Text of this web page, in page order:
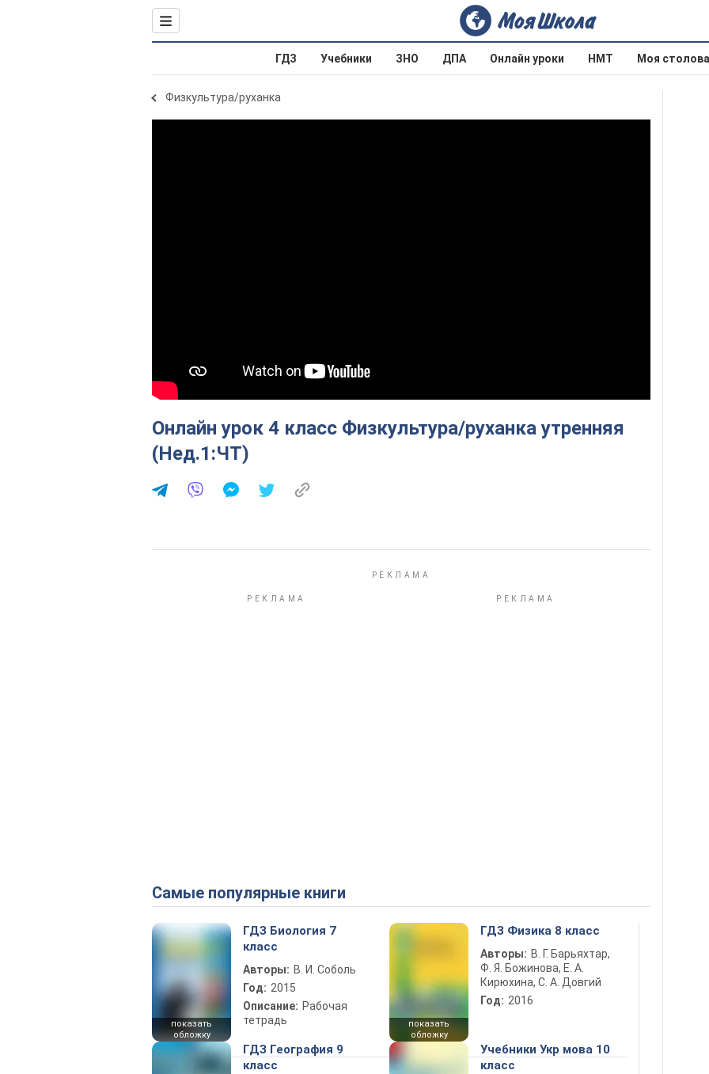
ГДЗ Учебники ЗНО ДПА Онлайн уроки НМТ Моя
Физкультура/руханка
Онлайн урок 4 класс Физкультура/руханка утренняя
(Нед.1:ЧТ)
Самые популярные книги
показать
обложку
ГДЗ Биология 7
класс
Авторы: В. И. Соболь
Год: 2015
Описание: Рабочая
тетрадь
показать
обложку
ГДЗ Физика 8 класс
Авторы: В. Г. Барьяхтар,
Ф. Я. Божинова, Е. А.
Кирюхина, С. А. Довгий
Год: 2016
ГДЗ География 9
класс
Учебники Укр мова 10
класс